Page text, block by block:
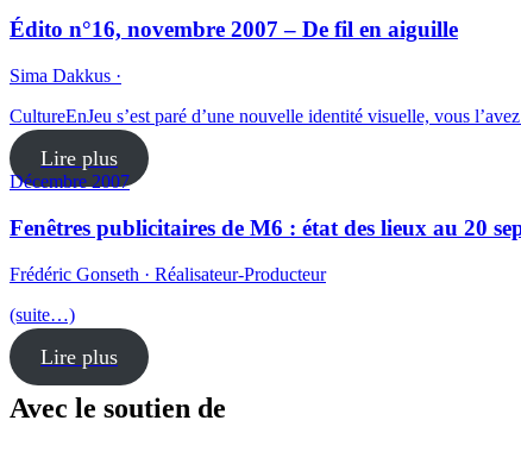
Édito n°16, novembre 2007 – De fil en aiguille
Sima Dakkus ·
CultureEnJeu s’est paré d’une nouvelle identité visuelle, vous
Lire plus
Décembre 2007
Fenêtres publicitaires de M6 : état des lieux au 20
Frédéric Gonseth · Réalisateur-Producteur
(suite…)
Lire plus
Avec le soutien de